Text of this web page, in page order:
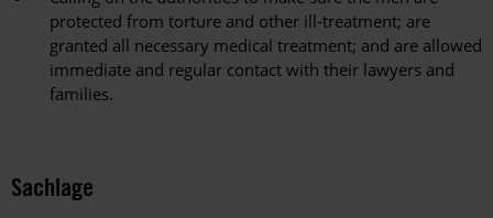
protected from torture and other ill-treatment; are
granted all necessary medical treatment; and are allowed
immediate and regular contact with their lawyers and
families.
Sachlage